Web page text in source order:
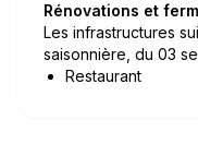
Rénovations et
Les infrastructures
saisonnière, du 03
Restaurant